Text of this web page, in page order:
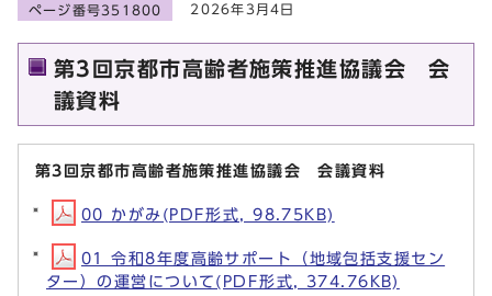
ページ番号351800 2026年3月4日
第3回京都市高齢者施策推進協議会 会
議資料
第3回京都市高齢者施策推進協議会 会議資料
00 かがみ(PDF形式, 98.75KB)
01 令和8年度高齢サポート（地域包括支援セン
ター）の運営について(PDF形式, 374.76KB)